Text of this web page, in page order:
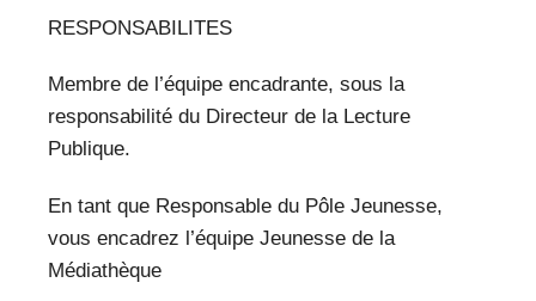
RESPONSABILITES
Membre de l’équipe encadrante, sous la
responsabilité du Directeur de la Lecture
Publique.
En tant que Responsable du Pôle Jeunesse,
vous encadrez l’équipe Jeunesse de la
Médiathèque